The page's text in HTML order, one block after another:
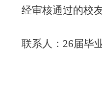
经审核通过的校
联系人： 26届毕